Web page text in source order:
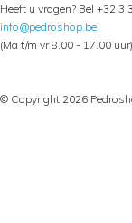
Heeft u vragen? Bel +32
info@pedroshop.be
(Ma t/m vr 8.00 - 17.00 uur)
© Copyright 2026